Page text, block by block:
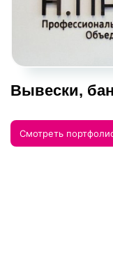
Вывески,
Смотреть